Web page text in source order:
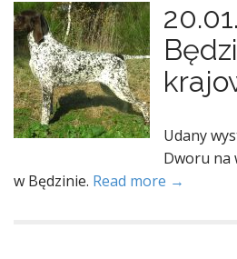
Udany
Dworu na
w Będzinie. Read more →